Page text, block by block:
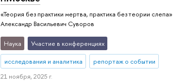
«Теория без практики мертва, практика без теории слепа»
Александр Васильевич Суворов
Наука Участие в конференциях
исследования и аналитика
репортаж о событии
21 ноября, 2025 г.